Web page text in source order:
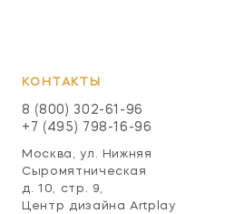
КОНТАКТЫ
8 (800) 302-61-96
+7 (495) 798-16-96
Москва, ул. Нижняя
Сыромятническая
д. 10, стр. 9,
Центр дизайна Artplay